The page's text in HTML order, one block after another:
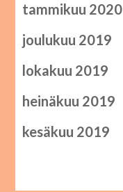
tammikuu 2020
joulukuu 2019
lokakuu 2019
heinäkuu 2019
kesäkuu 2019